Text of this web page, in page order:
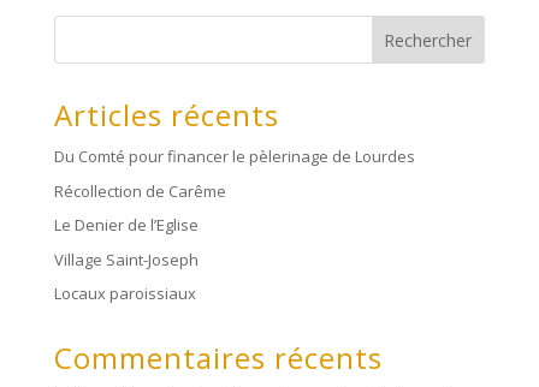
Rechercher
Articles récents
Du Comté pour financer le pèlerinage de Lourdes
Récollection de Carême
Le Denier de l’Eglise
Village Saint-Joseph
Locaux paroissiaux
Commentaires récents